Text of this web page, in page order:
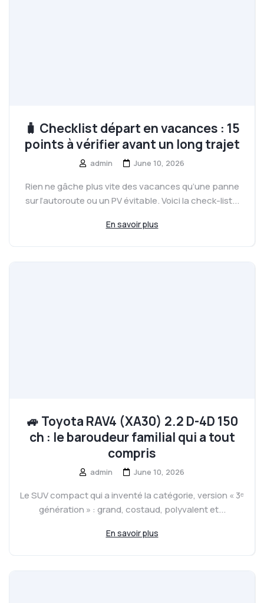
🧳 Checklist départ en vacances : 15
points à vérifier avant un long trajet
admin June 10, 2026
Rien ne gâche plus vite des vacances qu’une panne
sur l’autoroute ou un PV évitable. Voici la check-list...
En savoir plus
🚙 Toyota RAV4 (XA30) 2.2 D-4D 150
ch : le baroudeur familial qui a tout
compris
admin June 10, 2026
Le SUV compact qui a inventé la catégorie, version « 3ᵉ
génération » : grand, costaud, polyvalent et...
En savoir plus